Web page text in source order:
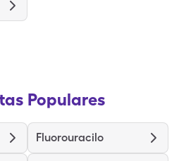
Populares
Fluorouracilo